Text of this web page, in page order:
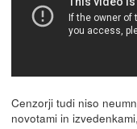
Cenzorji tudi niso
novotami in